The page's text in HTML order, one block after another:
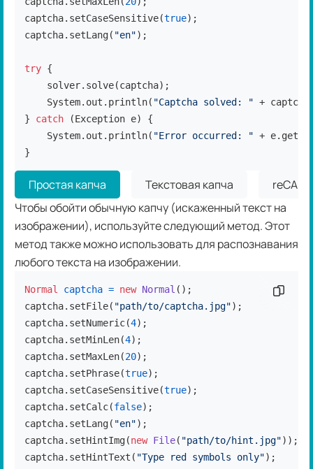
captcha.setCaseSensitive(true);
captcha.setLang( "en");
try {
    solver.solve(captcha);
    System.out.println(
"Captcha solved: " +
} catch (Exception e) {
    System.out.println(
"Error occurred: " +
}
Простая капча Текстовая капча
Чтобы обойти обычную капчу (искаженный текст на
изображении), используйте следующий метод. Этот
метод также можно использовать для распознавания
любого текста на изображении.
Normal captcha = new Normal ();
captcha.setFile( "path/to/captcha.jpg");
captcha.setNumeric(4);
captcha.setMinLen(4);
captcha.setMaxLen(20);
captcha.setPhrase(true);
captcha.setCaseSensitive(true);
captcha.setCalc(false);
captcha.setLang( "en");
captcha.setHintImg(new File( "path/to/hint.jpg"));
captcha.setHintText( "Type red symbols only");